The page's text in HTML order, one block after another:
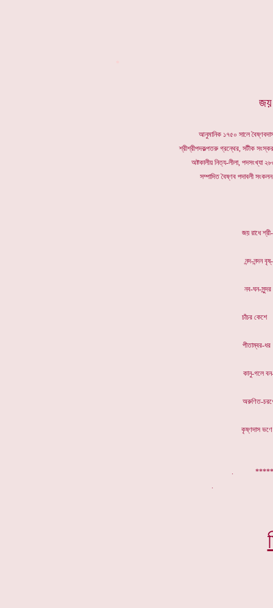
জয়
আনুমানিক ১৭৫০ সালে
শ্রীশ্রীপদকল্পতরু গ্রন্থের, সটীক
অষ্টকালীয় নিত্য-লীলা, পদসংখ্যা
সম্পাদিত বৈষ্ণব পদাবলী
জয়
নন্দ-
নব-
চাঁচর
কানু-
.